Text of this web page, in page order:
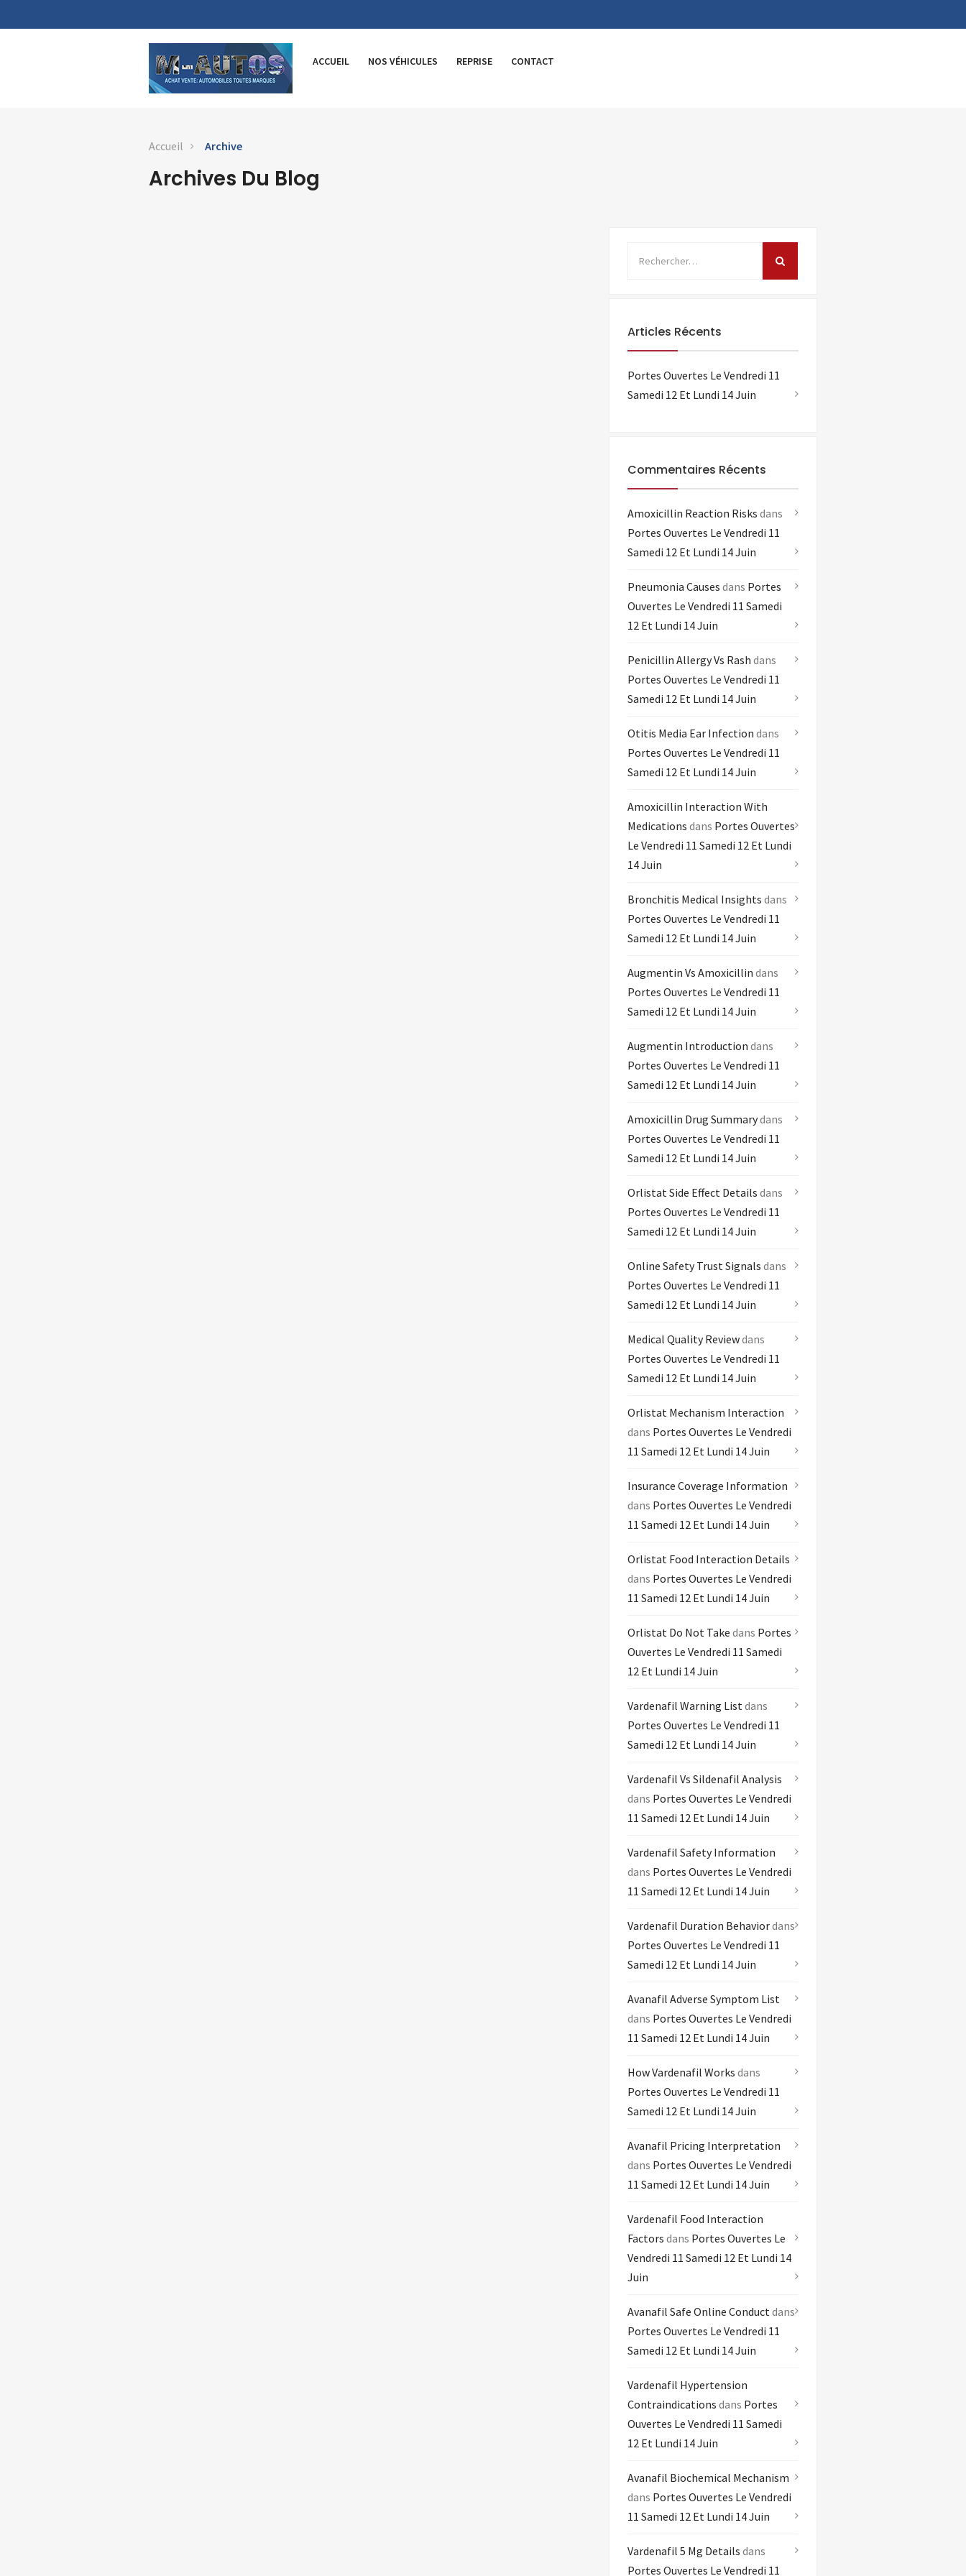
ACCUEIL NOS VÉHICULES REPRISE CONTACT
Accueil Archive
Archives Du Blog
Articles Récents
Portes Ouvertes Le Vendredi 11
Samedi 12 Et Lundi 14 Juin
Commentaires Récents
Amoxicillin Reaction Risks dans
Portes Ouvertes Le Vendredi 11
Samedi 12 Et Lundi 14 Juin
Pneumonia Causes dans Portes
Ouvertes Le Vendredi 11 Samedi
12 Et Lundi 14 Juin
Penicillin Allergy Vs Rash dans
Portes Ouvertes Le Vendredi 11
Samedi 12 Et Lundi 14 Juin
Otitis Media Ear Infection dans
Portes Ouvertes Le Vendredi 11
Samedi 12 Et Lundi 14 Juin
Amoxicillin Interaction With
Medications dans Portes Ouvertes
Le Vendredi 11 Samedi 12 Et Lundi
14 Juin
Bronchitis Medical Insights dans
Portes Ouvertes Le Vendredi 11
Samedi 12 Et Lundi 14 Juin
Augmentin Vs Amoxicillin dans
Portes Ouvertes Le Vendredi 11
Samedi 12 Et Lundi 14 Juin
Augmentin Introduction dans
Portes Ouvertes Le Vendredi 11
Samedi 12 Et Lundi 14 Juin
Amoxicillin Drug Summarydans
Portes Ouvertes Le Vendredi 11
Samedi 12 Et Lundi 14 Juin
Orlistat Side Effect Details dans
Portes Ouvertes Le Vendredi 11
Samedi 12 Et Lundi 14 Juin
Online Safety Trust Signals dans
Portes Ouvertes Le Vendredi 11
Samedi 12 Et Lundi 14 Juin
Medical Quality Reviewdans
Portes Ouvertes Le Vendredi 11
Samedi 12 Et Lundi 14 Juin
Orlistat Mechanism Interaction
dans Portes Ouvertes Le Vendredi
11 Samedi 12 Et Lundi 14 Juin
Insurance Coverage Information
dans Portes Ouvertes Le Vendredi
11 Samedi 12 Et Lundi 14 Juin
Orlistat Food Interaction Details
dans Portes Ouvertes Le Vendredi
11 Samedi 12 Et Lundi 14 Juin
Orlistat Do Not Take dans Portes
Ouvertes Le Vendredi 11 Samedi
12 Et Lundi 14 Juin
Vardenafil Warning Listdans
Portes Ouvertes Le Vendredi 11
Samedi 12 Et Lundi 14 Juin
Vardenafil Vs Sildenafil Analysis
dans Portes Ouvertes Le Vendredi
11 Samedi 12 Et Lundi 14 Juin
Vardenafil Safety Information
dans Portes Ouvertes Le Vendredi
11 Samedi 12 Et Lundi 14 Juin
Vardenafil Duration Behaviordans
Portes Ouvertes Le Vendredi 11
Samedi 12 Et Lundi 14 Juin
Avanafil Adverse Symptom List
dans Portes Ouvertes Le Vendredi
11 Samedi 12 Et Lundi 14 Juin
How Vardenafil Works dans
Portes Ouvertes Le Vendredi 11
Samedi 12 Et Lundi 14 Juin
Avanafil Pricing Interpretation
dans Portes Ouvertes Le Vendredi
11 Samedi 12 Et Lundi 14 Juin
Vardenafil Food Interaction
Factors dans Portes Ouvertes Le
Vendredi 11 Samedi 12 Et Lundi 14
Juin
Avanafil Safe Online Conductdans
Portes Ouvertes Le Vendredi 11
Samedi 12 Et Lundi 14 Juin
Vardenafil Hypertension
Contraindications dans Portes
Ouvertes Le Vendredi 11 Samedi
12 Et Lundi 14 Juin
Avanafil Biochemical Mechanism
dans Portes Ouvertes Le Vendredi
11 Samedi 12 Et Lundi 14 Juin
Vardenafil 5 Mg Details dans
Portes Ouvertes Le Vendredi 11